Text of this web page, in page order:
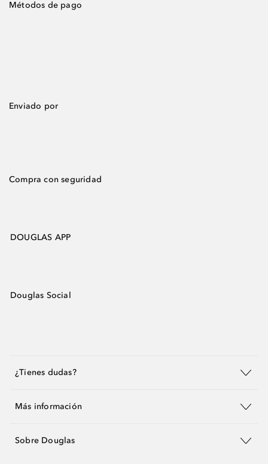
Métodos de pago
Enviado por
Compra con seguridad
DOUGLAS APP
Douglas Social
¿Tienes dudas?
Más información
Sobre Douglas